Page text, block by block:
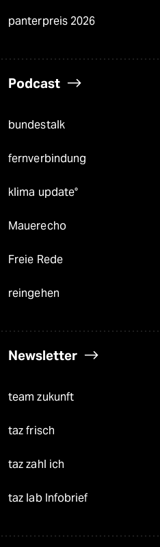
panterpreis 2026
Podcast
bundestalk
fernverbindung
klima update°
Mauerecho
Freie Rede
reingehen
Newsletter
team zukunft
taz frisch
taz zahl ich
taz lab Infobrief